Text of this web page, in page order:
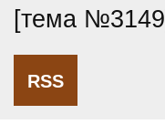
[тема
RSS